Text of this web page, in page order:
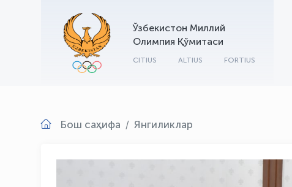
Ўзбекистон Миллий
Олимпия Қўмитаси
CITIUS ALTIUS FORTIUS
Бош саҳифа Янгиликлар